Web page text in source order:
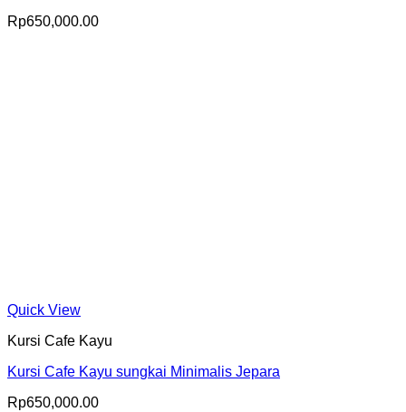
Rp650,000.00
Quick View
Kursi Cafe Kayu
Kursi Cafe Kayu sungkai Minimalis Jepara
Rp650,000.00